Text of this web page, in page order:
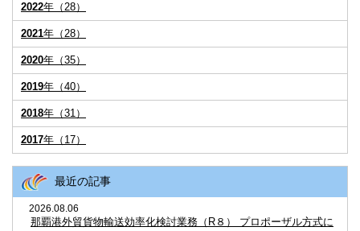
2022年（28）
2021年（28）
2020年（35）
2019年（40）
2018年（31）
2017年（17）
最近の記事
2026.08.06
那覇港外貿貨物輸送効率化検討業務（R８） プロポーザル方式に